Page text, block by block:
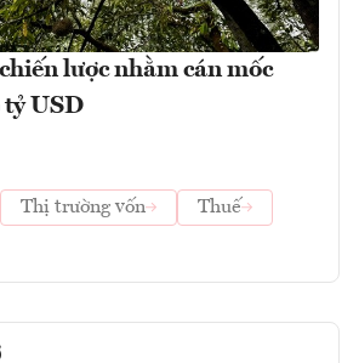
lược nhằm cán mốc
USD
Thị trường vốn
Thuế